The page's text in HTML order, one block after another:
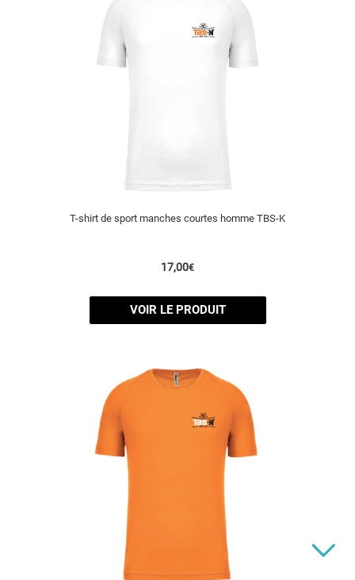
T-shirt de sport manches courtes homme TBS-K
17,00€
VOIR LE PRODUIT